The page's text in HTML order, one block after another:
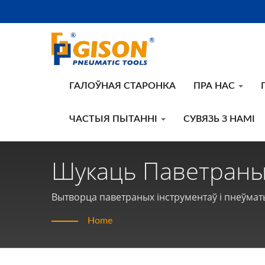
ГАЛОЎНАЯ СТАРОНКА ПРА НАС
ЧАСТЫЯ ПЫТАННІ СУВЯЗЬ З НАМІ
Шукаць
Паветраных
Gison
Вытворца паветраных інструментаў і
Home